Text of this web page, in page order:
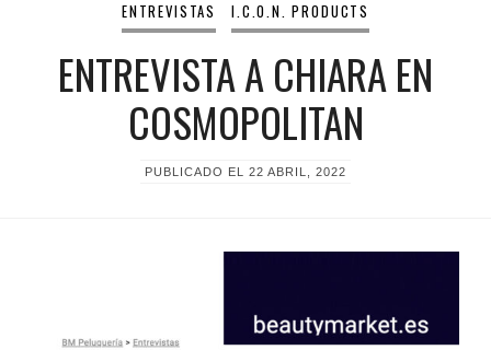
ENTREVISTAS I.C.O.N. PRODUCTS
ENTREVISTA A CHIARA EN
COSMOPOLITAN
PUBLICADO EL 22 ABRIL, 2022